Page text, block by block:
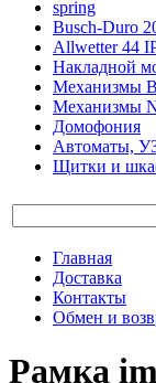
spring
Busch-Duro
Allwetter 44
Накладной
Механизмы
Механизмы
Домофония
Автоматы,
Щитки и
Главная
Доставка
Контакты
Обмен и
Рамка